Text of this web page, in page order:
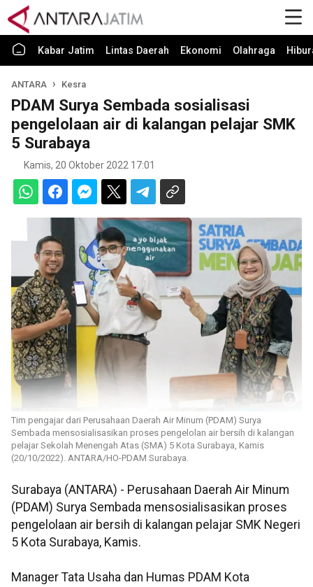
Kabar Jatim Lintas Daerah Ekonomi Olahraga
ANTARA Kesra
PDAM Surya Sembada sosialisasi
pengelolaan air di kalangan pelajar SMK
5 Surabaya
Kamis, 20 Oktober 2022 17:01
Tim pengajar dari Perusahaan Daerah Air Minum (PDAM) Surya
Sembada mensosialisasikan proses pengelolan air bersih di kalangan
pelajar Sekolah Menengah Atas (SMA) 5 Kota Surabaya, Kamis
(20/10/2022). ANTARA/HO-PDAM Surabaya.
Surabaya (ANTARA) - Perusahaan Daerah Air Minum
(PDAM) Surya Sembada mensosialisasikan proses
pengelolaan air bersih di kalangan pelajar SMK Negeri
5 Kota Surabaya, Kamis.
Manager Tata Usaha dan Humas PDAM Kota